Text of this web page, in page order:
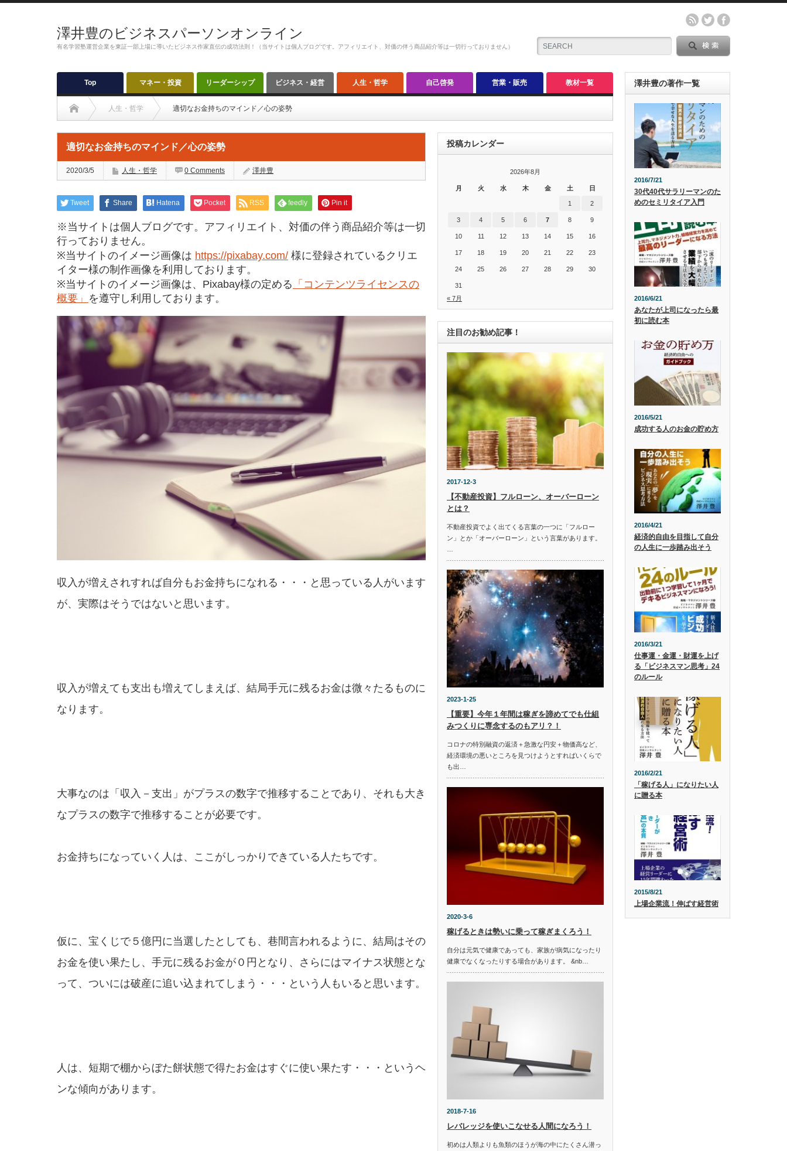
澤井豊のビジネスパーソンオンライン
有名学習塾運営企業を東証一部上場に導いたビジネス作家直伝の成功法則！（当サイトは個人ブログです。アフィリエイト、対価の伴う商品紹介等は一切行っておりません）
Top マネー・投資 リーダーシップ ビジネス・経営 人生・哲学 自己啓発 営業・販売 教材一覧
人生・哲学 適切なお金持ちのマインド／心の姿勢
適切なお金持ちのマインド／心の姿勢
2020/3/5 人生・哲学 0 Comments 澤井豊
Tweet Share Hatena Pocket RSS feedly Pin it
※当サイトは個人ブログです。アフィリエイト、対価の伴う商品紹介等は一切
行っておりません。
※当サイトのイメージ画像は https://pixabay.com/ 様に登録されているクリエ
イター様の制作画像を利用しております。
※当サイトのイメージ画像は、Pixabay様の定める 「コンテンツライセンスの
概要」 を遵守し利用しております。
収入が増えされすれば自分もお金持ちになれる・・・と思っている人がいます
が、実際はそうではないと思います。
収入が増えても支出も増えてしまえば、結局手元に残るお金は微々たるものに
なります。
大事なのは「収入－支出」がプラスの数字で推移することであり、それも大き
なプラスの数字で推移することが必要です。
お金持ちになっていく人は、ここがしっかりできている人たちです。
仮に、宝くじで５億円に当選したとしても、巷間言われるように、結局はその
お金を使い果たし、手元に残るお金が０円となり、さらにはマイナス状態とな
って、ついには破産に追い込まれてしまう・・・という人もいると思います。
人は、短期で棚からぼた餅状態で得たお金はすぐに使い果たす・・・というヘ
ンな傾向があります。
投稿カレンダー
2026年8月
月 火 水 木 金 土 日
1 2
3 4 5 6 7 8 9
10 11 12 13 14 15 16
17 18 19 20 21 22 23
24 25 26 27 28 29 30
31
« 7月
注目のお勧め記事！
2017-12-3
【不動産投資】フルローン、オーバーローン
とは？
不動産投資でよく出てくる言葉の一つに「フルロー
ン」とか「オーバーローン」という言葉があります。
2023-1-25
【重要】今年１年間は稼ぎを諦めてでも仕組
みつくりに専念するのもアリ？！
コロナの特別融資の返済＋急激な円安＋物価高など、
経済環境の悪いところを見つけようとすればいくらで
も出…
2020-3-6
稼げるときは勢いに乗って稼ぎまくろう！
自分は元気で健康であっても、家族が病気になったり
健康でなくなったりする場合があります。 &nb…
2018-7-16
レバレッジを使いこなせる人間になろう！
初めは人類よりも魚類のほうが海の中にたくさん潜っ
澤井豊の著作一覧
2016/7/21
30代40代サラリーマンのた
めのセミリタイア入門
2016/6/21
あなたが上司になったら最
初に読む本
2016/5/21
成功する人のお金の貯め方
2016/4/21
経済的自由を目指して自分
の人生に一歩踏み出そう
2016/3/21
仕事運・金運・財運を上げ
る「ビジネスマン思考」24
のルール
2016/2/21
「稼げる人」になりたい人
に贈る本
2015/8/21
上場企業流！伸ばす経営術